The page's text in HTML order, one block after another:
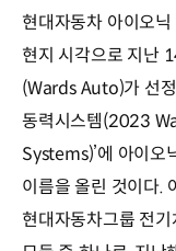
현대자동차 아이오
현지 시각으로 지난
(Wards Auto)가 선
동력시스템(2023
Systems)’에 아이오
이름을 올린 것이다.
현대자동차그룹 전